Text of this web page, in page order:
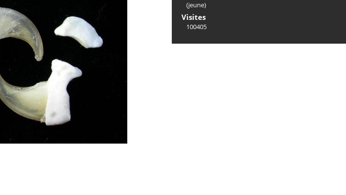
(jeune)
Visites
100405